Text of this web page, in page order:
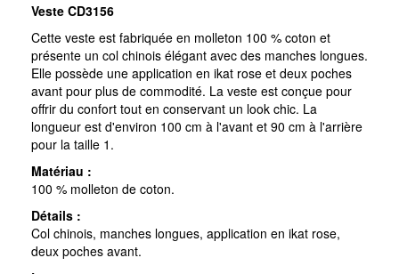
Veste CD3156
Cette veste est fabriquée en molleton 100 % coton et
présente un col chinois élégant avec des manches longues.
Elle possède une application en ikat rose et deux poches
avant pour plus de commodité. La veste est conçue pour
offrir du confort tout en conservant un look chic. La
longueur est d'environ 100 cm à l'avant et 90 cm à l'arrière
pour la taille 1.
Matériau :
100 % molleton de coton.
Détails :
Col chinois, manches longues, application en ikat rose,
deux poches avant.